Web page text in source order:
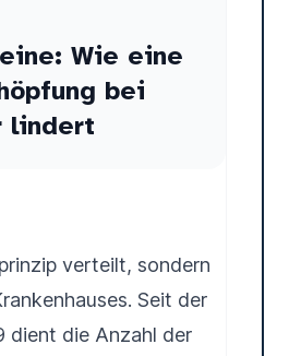
Wie eine
bei
lindert
verteilt, sondern
Seit der
dient die Anzahl der